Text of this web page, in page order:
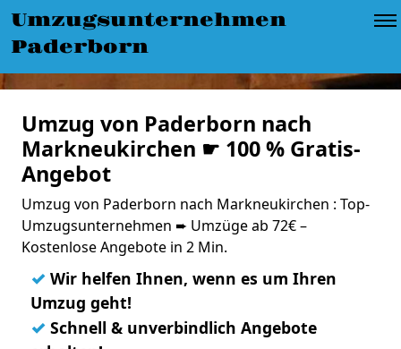
Umzugsunternehmen
Paderborn
Umzug von Paderborn nach
Markneukirchen ☛ 100 % Gratis-
Angebot
Umzug von Paderborn nach Markneukirchen : Top-
Umzugsunternehmen ➨ Umzüge ab 72€ –
Kostenlose Angebote in 2 Min.
✓ Wir helfen Ihnen, wenn es um Ihren
Umzug geht!
✓ Schnell & unverbindlich Angebote